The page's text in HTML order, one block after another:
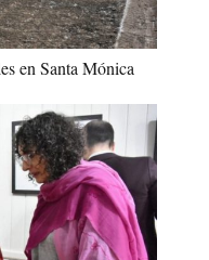
en Santa Mónica